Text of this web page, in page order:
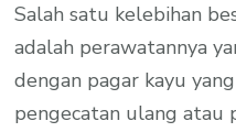
Salah satu kelebihan
adalah perawatannya
dengan pagar kayu
pengecatan ulang atau